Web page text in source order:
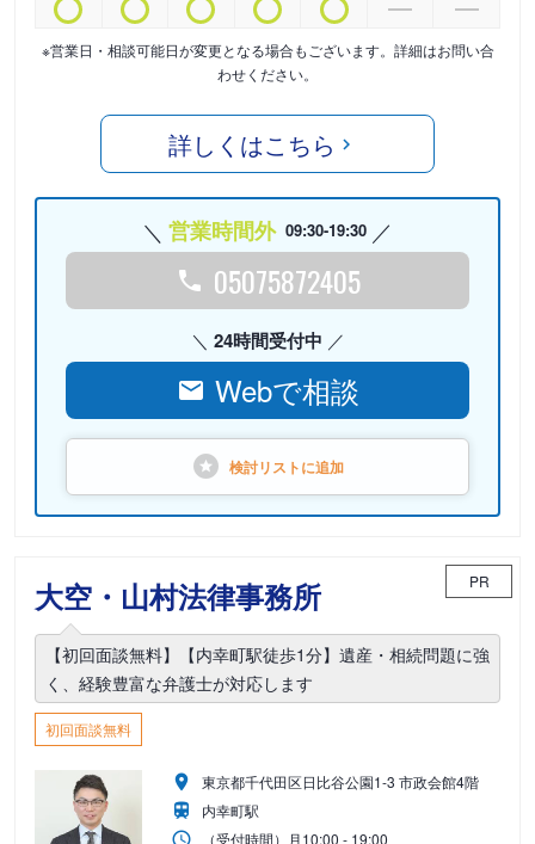
※営業日・相談可能日が変更となる場合もございます。詳細はお問い合
わせください。
詳しくはこちら
営業時間外 09:30-19:30
05075872405
24時間受付中
Webで相談
検討リストに追加
大空・山村法律事務所 PR
【初回面談無料】【内幸町駅徒歩1分】遺産・相続問題に強
く、経験豊富な弁護士が対応します
初回面談無料
東京都千代田区日比谷公園1-3 市政会館4階
内幸町駅
（受付時間） 月10:00 - 19:00